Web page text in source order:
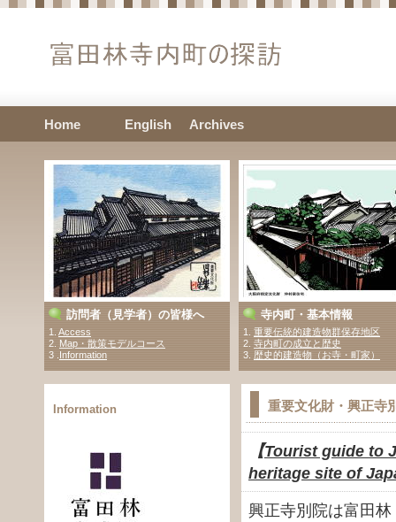
訪問者（見学者）の皆様へ
1. Access
2. Map・散策モデルコース
3 . Information
寺内町・基本情報
1. 重要伝統的建造物群保存地区
2. 寺内町の成立と歴史
3. 歴史的建造物（お寺・町家）
重要文化財・興正寺
【Tourist guide to
heritage site of
興正寺別院は富田
Information
Home English Archives